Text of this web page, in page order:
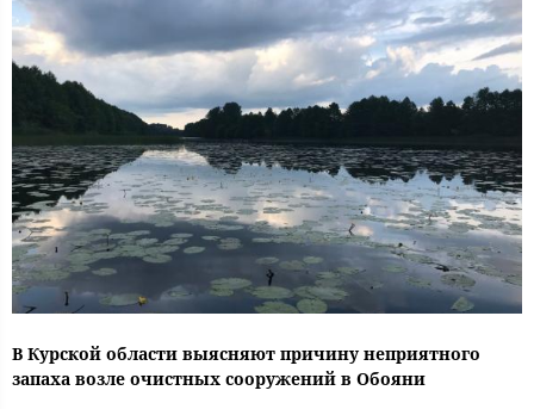
В Курской области выясняют причину неприятного
запаха возле очистных сооружений в Обояни